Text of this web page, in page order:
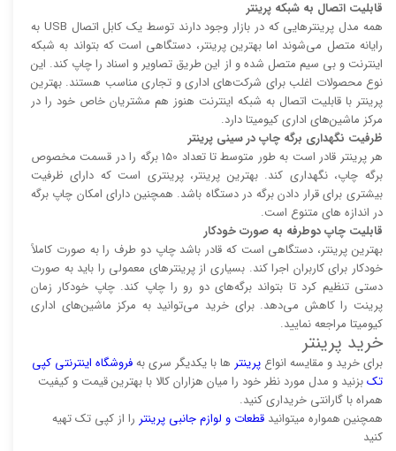
قابلیت اتصال به شبکه پرینتر
همه مدل پرینتر‌هایی که در بازار وجود دارند توسط یک کابل اتصال USB به
رایانه متصل می‌شوند اما بهترین پرینتر، دستگاهی است که بتواند به شبکه
اینترنت و بی سیم متصل شده و از این طریق تصاویر و اسناد را چاپ کند. این
نوع محصولات اغلب برای شرکت‌های اداری و تجاری مناسب هستند. بهترین
پرینتر با قابلیت اتصال به شبکه اینترنت هنوز هم مشتریان خاص خود را در
مرکز ماشین‌های اداری کیومیتا دارد.
ظرفیت نگهداری برگه چاپ در سینی پرینتر
هر پرینتر قادر است به طور متوسط تا تعداد 150 برگه را در قسمت مخصوص
برگه چاپ، نگهداری کند. بهترین پرینتر، پرینتری است که دارای ظرفیت
بیشتری برای قرار دادن برگه در دستگاه باشد. همچنین دارای امکان چاپ برگه
در اندازه های متنوع است.
قابلیت چاپ دوطرفه به صورت خودکار
بهترین پرینتر، دستگاهی است که قادر باشد چاپ دو طرف را به صورت کاملاً
خودکار برای کاربران اجرا کند. بسیاری از پرینتر‌های معمولی را باید به صورت
دستی تنظیم کرد تا بتواند برگه‌های دو رو را چاپ کند. چاپ خودکار زمان
پرینت را کاهش می‌دهد. برای خرید می‌توانید به مرکز ماشین‌های اداری
کیومیتا مراجعه نمایید.
خرید پرینتر
برای خرید و مقایسه انواع پرینتر‌ ها با یکدیگر سری بهفروشگاه اینترنتی کپی
تکبزنید و مدل مورد نظر خود را میان هزاران کالا با بهترین قیمت و کیفیت
همراه با گارانتی خریداری کنید.
همچنین همواره میتوانید قطعات و لوازم جانبی پرینتر را از کپی تک تهیه
کنید